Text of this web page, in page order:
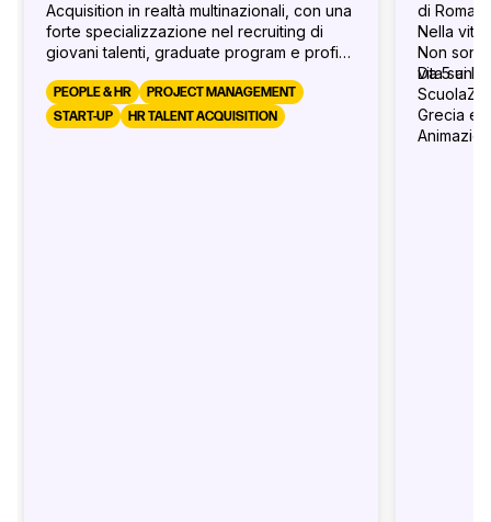
Acquisition in realtà multinazionali, con una
forte specializzazione nel recruiting di
giovani talenti, graduate program e profili
Amo valorizzare il potenziale delle nuove
generazioni. Lavoro con un approccio
PEOPLE & HR
PROJECT MANAGEMENT
START-UP
HR TALENT ACQUISITION
di Roma
Nella vita
Non
vita sui
Da 5
Grecia e